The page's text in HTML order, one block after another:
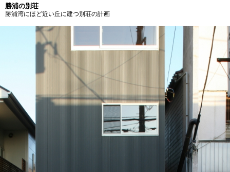
勝浦の別荘
勝浦湾にほど近い丘に建つ別荘の計画